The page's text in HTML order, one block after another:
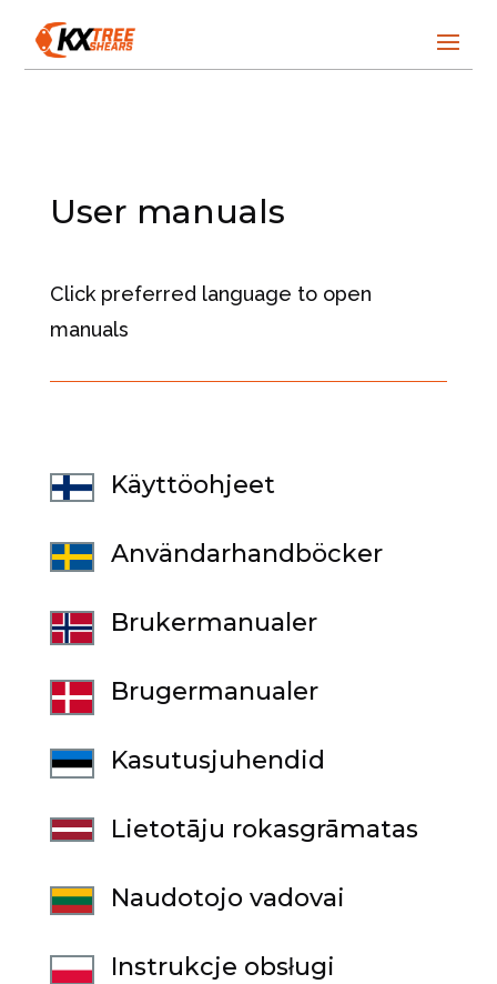
User manuals
Click preferred language to open
manuals
Käyttöohjeet
Användarhandböcker
Brukermanualer
Brugermanualer
Kasutusjuhendid
Lietotāju rokasgrāmatas
Naudotojo vadovai
Instrukcje obsługi